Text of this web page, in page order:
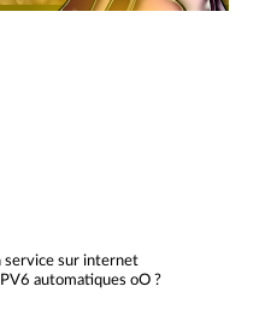
service sur internet
automatiques oO ?